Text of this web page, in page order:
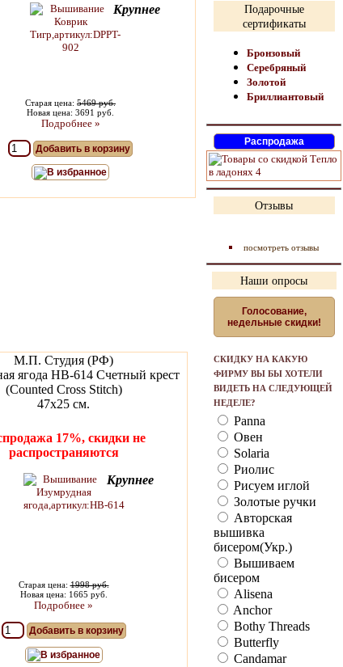
Крупнее
Старая цена: 5469 руб.
Новая цена: 3691 руб.
Подробнее »
Добавить в корзину
В избранное
М.П. Студия (РФ)
ягода НВ-614 Счетный крест
(Counted Cross Stitch)
47х25 см.
17%, скидки не
распространяются
Крупнее
Старая цена:1998 руб.
Новая цена: 1665 руб.
Подробнее »
Добавить в корзину
В избранное
Подарочные
сертификаты
Бронзовый
Серебряный
Золотой
Бриллиантовый
Отзывы
посмотреть отзывы
Наши опросы
Голосование,
недельные скидки!
СКИДКУ НА КАКУЮ
ФИРМУ ВЫ БЫ ХОТЕЛИ
ВИДЕТЬ НА СЛЕДУЮЩЕЙ
НЕДЕЛЕ?
Panna
Овен
Solaria
Риолис
Рисуем иглой
Золотые ручки
Авторская
вышивка
бисером(Укр.)
Вышиваем
бисером
Alisena
Anchor
Bothy Threads
Butterfly
Candamar